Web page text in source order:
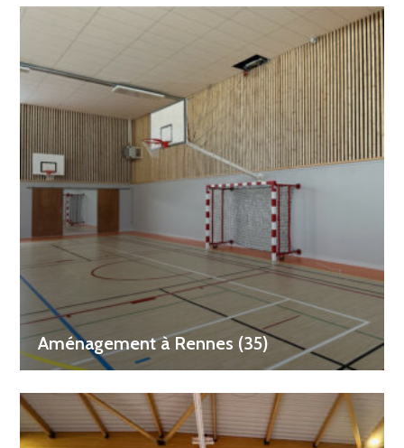
Aménagement à Rennes (35)